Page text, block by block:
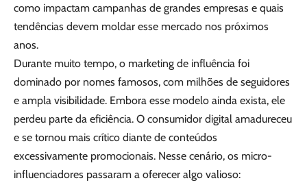
como impactam campanhas de grandes empresas e quais
tendências devem moldar esse mercado nos próximos
anos.
Durante muito tempo, o marketing de influência foi
dominado por nomes famosos, com milhões de seguidores
e ampla visibilidade. Embora esse modelo ainda exista, ele
perdeu parte da eficiência. O consumidor digital amadureceu
e se tornou mais crítico diante de conteúdos
excessivamente promocionais. Nesse cenário, os micro-
influenciadores passaram a oferecer algo valioso: